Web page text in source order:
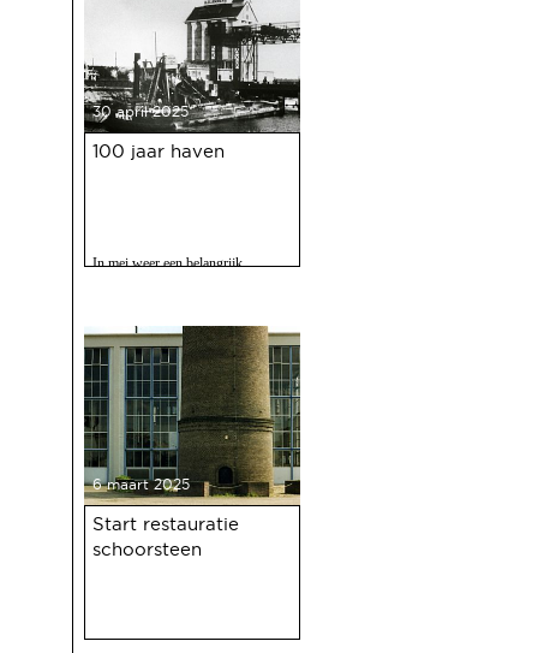
30 april 2025
100 jaar haven
In mei weer een belangrijk
haven 100 jaar bestaat.
6 maart 2025
Start restauratie
schoorsteen